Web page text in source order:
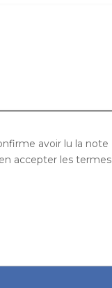
avoir lu la note
accepter les termes